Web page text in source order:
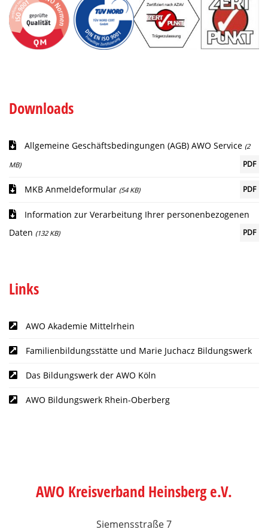
Downloads
Allgemeine Geschäftsbedingungen (AGB) AWO Service (2
MB) PDF
MKB Anmeldeformular (54 KB) PDF
Information zur Verarbeitung Ihrer personenbezogenen
Daten (132 KB) PDF
Links
AWO Akademie Mittelrhein
Familienbildungsstätte und Marie Juchacz Bildungswerk
Das Bildungswerk der AWO Köln
AWO Bildungswerk Rhein-Oberberg
AWO Kreisverband Heinsberg e.V.
Siemensstraße 7